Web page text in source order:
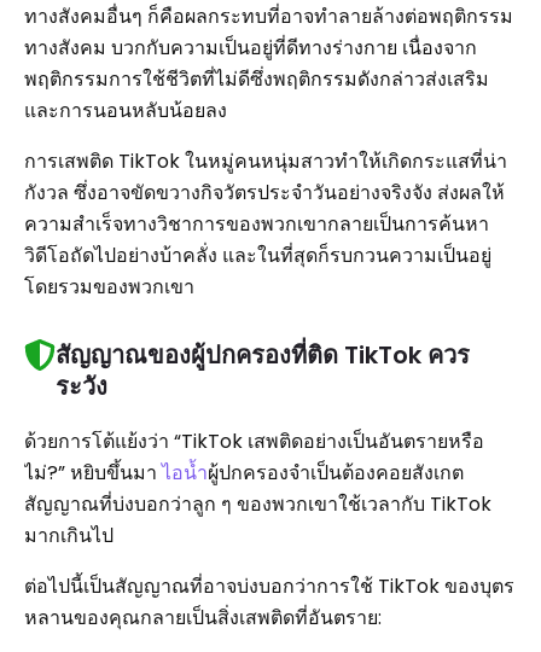
ทางสังคมอื่นๆ ก็คือผลกระทบที่อาจทำลายล้างต่อพฤติกรรม
ทางสังคม บวกกับความเป็นอยู่ที่ดีทางร่างกาย เนื่องจาก
พฤติกรรมการใช้ชีวิตที่ไม่ดีซึ่งพฤติกรรมดังกล่าวส่งเสริม
และการนอนหลับน้อยลง
การเสพติด TikTok ในหมู่คนหนุ่มสาวทำให้เกิดกระแสที่น่า
กังวล ซึ่งอาจขัดขวางกิจวัตรประจำวันอย่างจริงจัง ส่งผลให้
ความสำเร็จทางวิชาการของพวกเขากลายเป็นการค้นหา
วิดีโอถัดไปอย่างบ้าคลั่ง และในที่สุดก็รบกวนความเป็นอยู่
โดยรวมของพวกเขา
สัญญาณของผู้ปกครองที่ติด TikTok ควร
ระวัง
ด้วยการโต้แย้งว่า “TikTok เสพติดอย่างเป็นอันตรายหรือ
ไม่?” หยิบขึ้นมาไอน้ำผู้ปกครองจำเป็นต้องคอยสังเกต
สัญญาณที่บ่งบอกว่าลูก ๆ ของพวกเขาใช้เวลากับ TikTok
มากเกินไป
ต่อไปนี้เป็นสัญญาณที่อาจบ่งบอกว่าการใช้ TikTok ของบุตร
หลานของคุณกลายเป็นสิ่งเสพติดที่อันตราย: